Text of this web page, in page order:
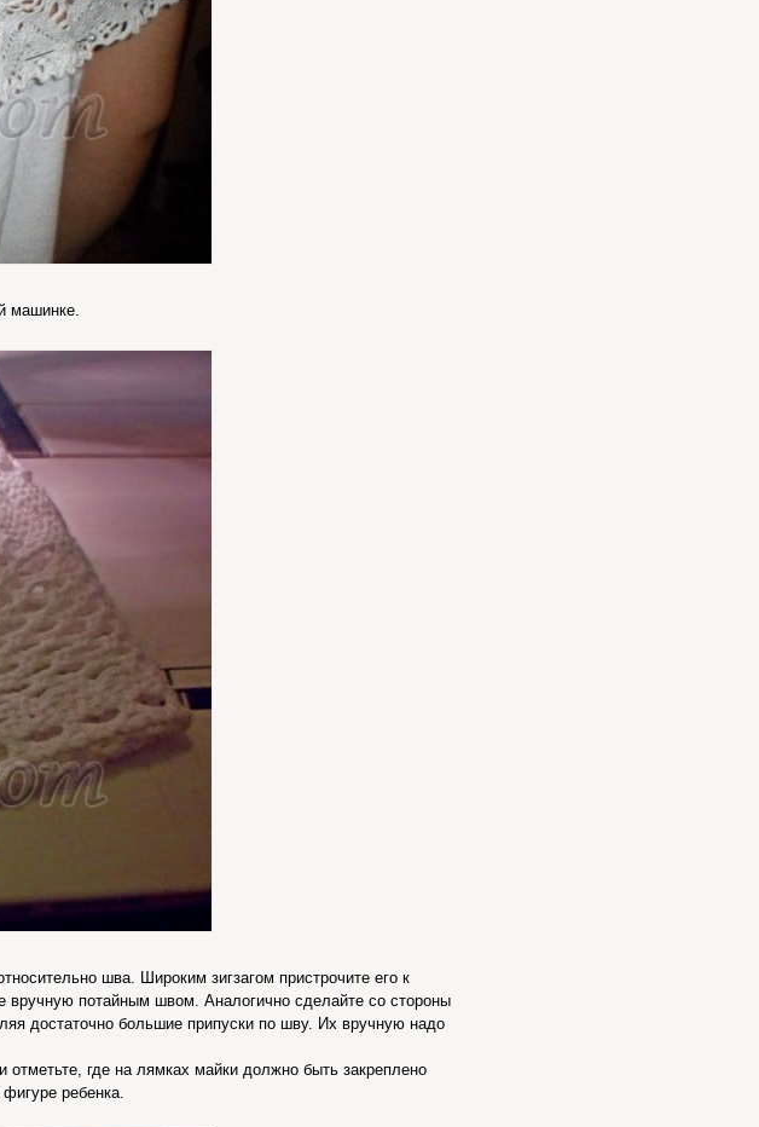
машинке.
шва. Широким зигзагом пристрочите его к
вручную потайным швом. Аналогично сделайте со стороны
достаточно большие припуски по шву. Их вручную надо
отметьте, где на лямках майки должно быть закреплено
ребенка.